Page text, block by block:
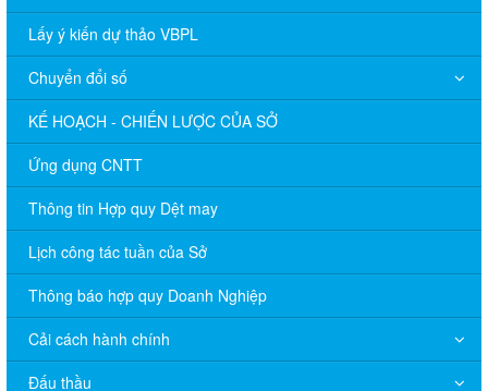
Lấy ý kiến dự thảo VBPL
Chuyển đổi số
KẾ HOẠCH - CHIẾN LƯỢC CỦA SỞ
Ứng dụng CNTT
Thông tin Hợp quy Dệt may
Lịch công tác tuần của Sở
Thông báo hợp quy Doanh Nghiệp
Cải cách hành chính
Đấu thầu